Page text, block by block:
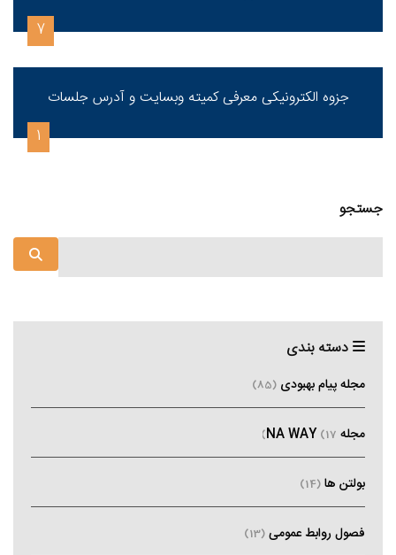
7
جزوه الکترونیکی معرفی کمیته وبسایت و آدرس جلسات
1
جستجو
دسته بندی
مجله پیام بهبودی (85)
مجله NA WAY (17)
بولتن ها (14)
فصول روابط عمومی (13)